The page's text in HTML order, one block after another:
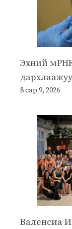
Эхний
8 сар 9, 2026
Валенсиа